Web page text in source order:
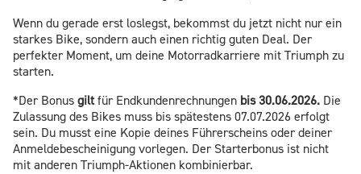
Wenn du gerade erst loslegst, bekommst du jetzt nicht nur ein
starkes Bike, sondern auch einen richtig guten Deal. Der
perfekter Moment, um deine Motorradkarriere mit Triumph zu
starten.
*Der Bonus giltfür Endkundenrechnungen bis30.06.2026. Die
Zulassung des Bikes muss bis spätestens 07.07.2026 erfolgt
sein. Du musst eine Kopie deines Führerscheins oder deiner
Anmeldebescheinigung vorlegen. Der Starterbonus ist nicht
mit anderen Triumph-Aktionen kombinierbar.